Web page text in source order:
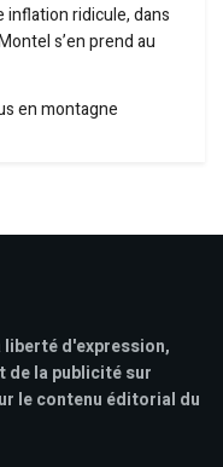
inflation ridicule, dans
s’en prend au
en montagne
liberté d'expression,
de la publicité sur
le contenu éditorial du